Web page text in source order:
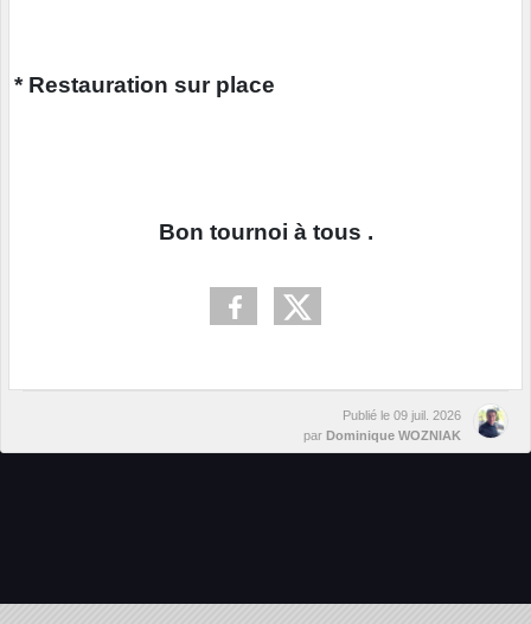
* Restauration sur place
Bon tournoi à tous .
Publié le 09 juil. 2026
par Dominique WOZNIAK